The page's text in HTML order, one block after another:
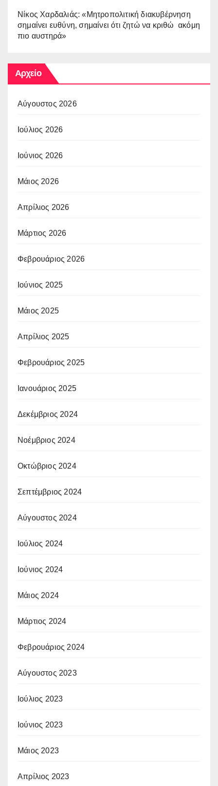
Νίκος Χαρδαλιάς: «Μητροπολιτική διακυβέρνηση
σημαίνει ευθύνη, σημαίνει ότι ζητώ να κριθώ ακόμη
πιο αυστηρά»
Αρχείο
Αύγουστος 2026
Ιούλιος 2026
Ιούνιος 2026
Μάιος 2026
Απρίλιος 2026
Μάρτιος 2026
Φεβρουάριος 2026
Ιούνιος 2025
Μάιος 2025
Απρίλιος 2025
Φεβρουάριος 2025
Ιανουάριος 2025
Δεκέμβριος 2024
Νοέμβριος 2024
Οκτώβριος 2024
Σεπτέμβριος 2024
Αύγουστος 2024
Ιούλιος 2024
Ιούνιος 2024
Μάιος 2024
Μάρτιος 2024
Φεβρουάριος 2024
Αύγουστος 2023
Ιούλιος 2023
Ιούνιος 2023
Μάιος 2023
Απρίλιος 2023